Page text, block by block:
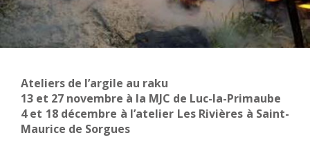
Ateliers de l’argile au raku
13 et 27 novembre à la MJC de Luc-la-Primaube
4 et 18 décembre à l’atelier Les Rivières à Saint-
Maurice de Sorgues